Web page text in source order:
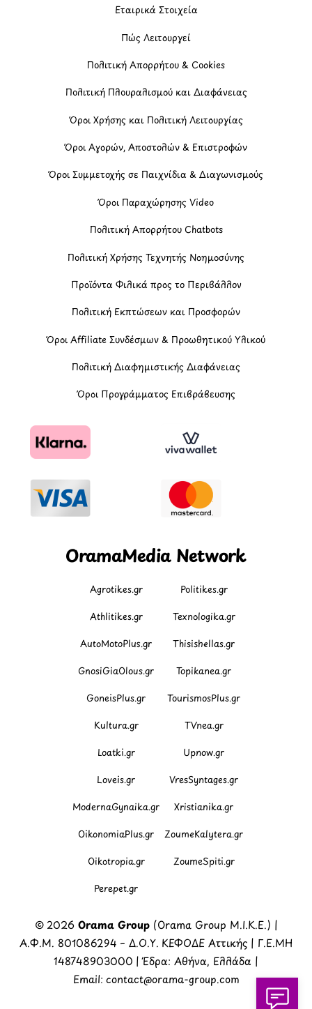
Εταιρικά Στοιχεία
Πώς Λειτουργεί
Πολιτική Απορρήτου & Cookies
Πολιτική Πλουραλισμού και Διαφάνειας
Όροι Χρήσης και Πολιτική Λειτουργίας
Όροι Αγορών, Αποστολών & Επιστροφών
Όροι Συμμετοχής σε Παιχνίδια & Διαγωνισμούς
Όροι Παραχώρησης Video
Πολιτική Απορρήτου Chatbots
Πολιτική Χρήσης Τεχνητής Νοημοσύνης
Προϊόντα Φιλικά προς το Περιβάλλον
Πολιτική Εκπτώσεων και Προσφορών
Όροι Affiliate Συνδέσμων & Προωθητικού Υλικού
Πολιτική Διαφημιστικής Διαφάνειας
Όροι Προγράμματος Επιβράβευσης
OramaMedia Network
Agrotikes.gr Politikes.gr
Athlitikes.gr Texnologika.gr
AutoMotoPlus.gr Thisishellas.gr
GnosiGiaOlous.gr Topikanea.gr
GoneisPlus.gr TourismosPlus.gr
Kultura.gr TVnea.gr
Loatki.gr Upnow.gr
Loveis.gr VresSyntages.gr
ModernaGynaika.gr Xristianika.gr
OikonomiaPlus.gr ZoumeKalytera.gr
Oikotropia.gr ZoumeSpiti.gr
Perepet.gr
© 2026 Orama Group(Orama Group Μ.Ι.Κ.Ε.) |
Α.Φ.Μ. 801086294 – Δ.Ο.Υ. ΚΕΦΟΔΕ Αττικής | Γ.Ε.ΜΗ
148748903000 | Έδρα: Αθήνα, Ελλάδα |
Email: contact@orama-group.com